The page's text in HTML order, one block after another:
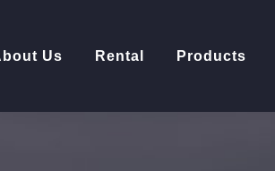
Us Rental Products